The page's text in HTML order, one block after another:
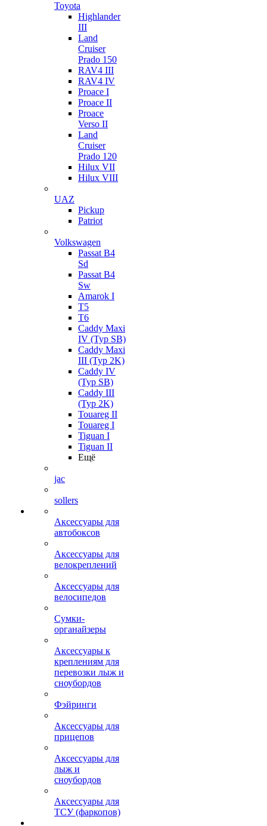
Toyota
Highlander
III
Land
Cruiser
Prado 150
RAV4 III
RAV4 IV
Proace I
Proace II
Proace
Verso II
Land
Cruiser
Prado 120
Hilux VII
Hilux VIII
UAZ
Pickup
Patriot
Volkswagen
Passat B4
Sd
Passat B4
Sw
Amarok I
T5
T6
Caddy Maxi
IV (Typ SB)
Caddy Maxi
III (Typ 2K)
Caddy IV
(Typ SB)
Caddy III
(Typ 2K)
Touareg II
Touareg I
Tiguan I
Tiguan II
Ещё
jac
sollers
Аксессуары для
автобоксов
Аксессуары для
велокреплений
Аксессуары для
велосипедов
Сумки-
органайзеры
Аксессуары к
креплениям для
перевозки лыж и
сноубордов
Фэйринги
Аксессуары для
прицепов
Аксессуары для
лыж и
сноубордов
Аксессуары для
ТСУ (фаркопов)